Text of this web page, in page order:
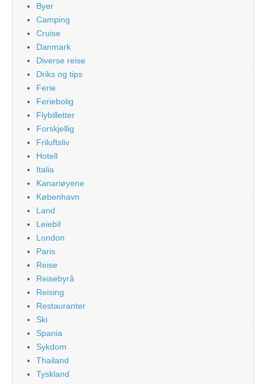
Byer
Camping
Cruise
Danmark
Diverse reise
Driks og tips
Ferie
Feriebolig
Flybilletter
Forskjellig
Friluftsliv
Hotell
Italia
Kanariøyene
København
Land
Leiebil
London
Paris
Reise
Reisebyrå
Reising
Restauranter
Ski
Spania
Sykdom
Thailand
Tyskland